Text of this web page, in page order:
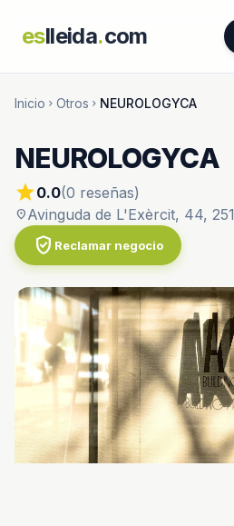
eslleida.com
Inicio chevron_right Otros chevron_right NEUROLOGYCA
NEUROLOGYCA
star0.0(0 reseñas)
location_onAvinguda de L'Exèrcit, 44,
verified_user Reclamar negocio